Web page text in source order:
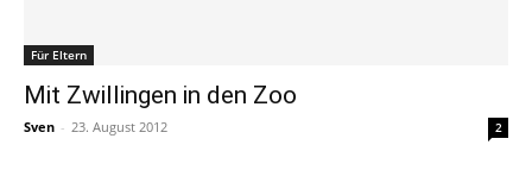
Für Eltern
Mit Zwillingen in den Zoo
Sven - 23. August 2012 2